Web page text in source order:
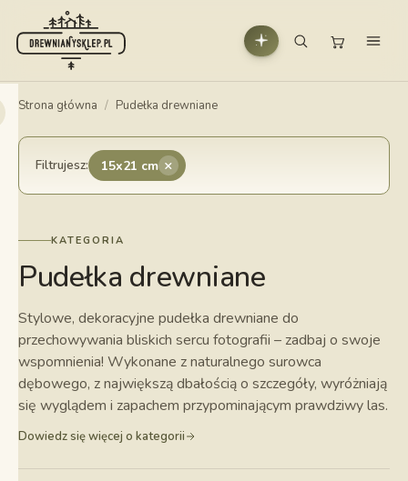
Strona główna / Pudełka drewniane
Filtrujesz: 15x21 cm ×
KATEGORIA
Pudełka drewniane
Stylowe, dekoracyjne pudełka drewniane do
przechowywania bliskich sercu fotografii – zadbaj o swoje
wspomnienia! Wykonane z naturalnego surowca
dębowego, z największą dbałością o szczegóły, wyróżniają
się wyglądem i zapachem przypominającym prawdziwy las.
Dowiedz się więcej o kategorii